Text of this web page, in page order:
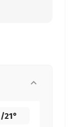
/21°